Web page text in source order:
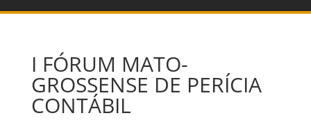
I FÓRUM MATO-
GROSSENSE DE PERÍCIA
CONTÁBIL